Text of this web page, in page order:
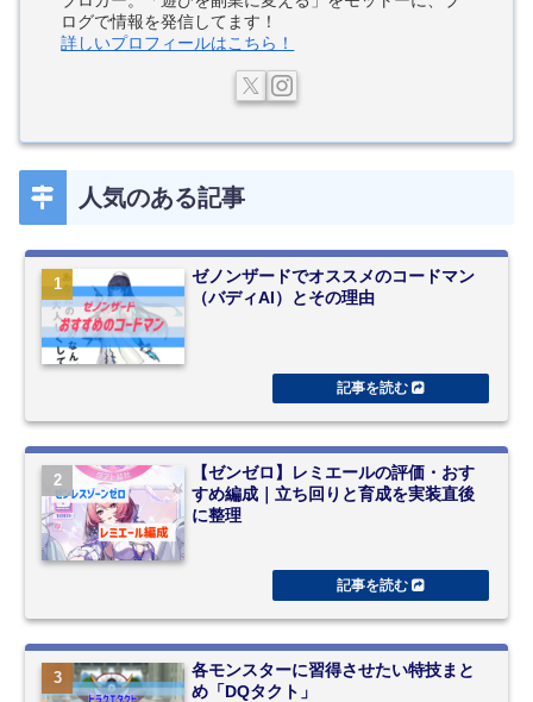
ログで情報を発信してます！
詳しいプロフィールはこちら！
人気のある記事
ゼノンザードでオススメのコードマン
（バディAI）とその理由
【ゼンゼロ】レミエールの評価・おす
すめ編成｜立ち回りと育成を実装直後
に整理
各モンスターに習得させたい特技まと
め「DQタクト」